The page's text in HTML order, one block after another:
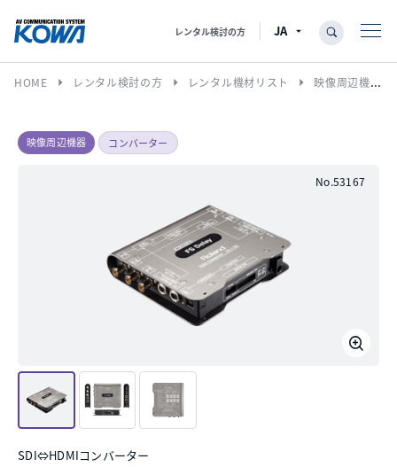
レンタル検討の方
HOME arrow_right レンタル検討の方 arrow_right レンタル機材リスト arrow_right 映像周辺機器
映像周辺機器 コンバーター
No.53167
SDI⇔HDMIコンバーター